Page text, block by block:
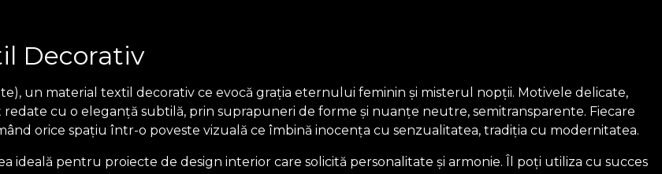
Decorativ
un material textil decorativ ce evocă grația eternului feminin și misterul nopții. Motivele delicate,
cu o eleganță subtilă, prin suprapuneri de forme și nuanțe neutre, semitransparente. Fiecare
orice spațiu într-o poveste vizuală ce îmbină inocența cu senzualitatea, tradiția cu modernitatea.
ideală pentru proiecte de design interior care solicită personalitate și armonie. Îl poți utiliza cu succes